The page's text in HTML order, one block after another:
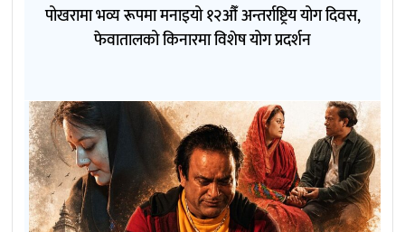
पोखरामा भव्य रूपमा मनाइयो १२औँ अन्तर्राष्ट्रिय योग दिवस,
फेवातालको किनारमा विशेष योग प्रदर्शन